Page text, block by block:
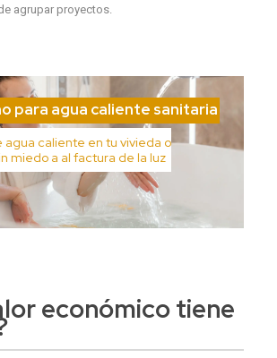
agrupar proyectos.
para agua caliente sanitaria
agua caliente en tu vivieda o
miedo a al factura de la luz
económicotiene